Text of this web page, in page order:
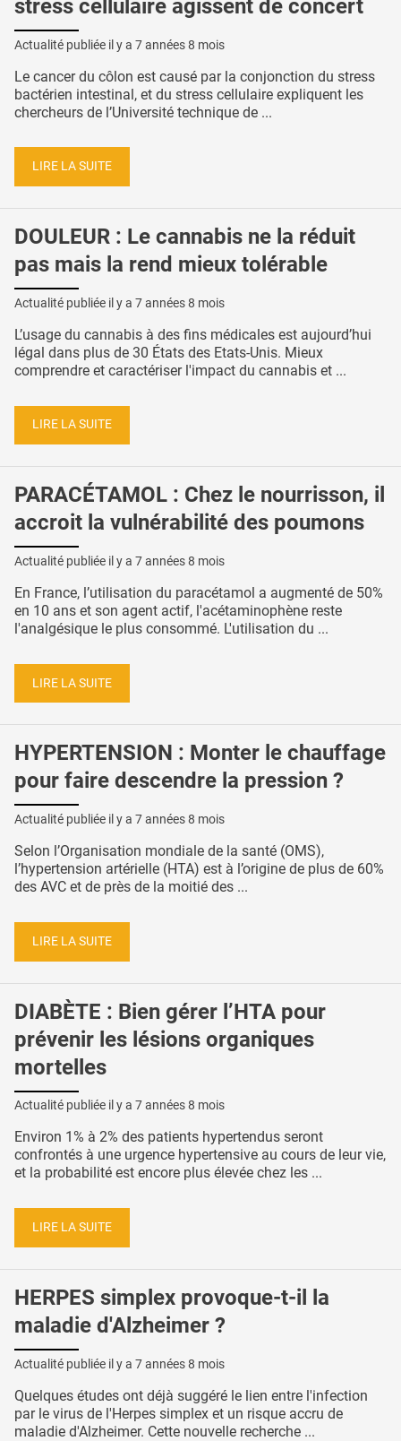
stress cellulaire agissent de concert
Actualité publiée il y a 7 années 8 mois
Le cancer du côlon est causé par la conjonction du stress
bactérien intestinal, et du stress cellulaire expliquent les
chercheurs de l’Université technique de ...
LIRE LA SUITE
DOULEUR : Le cannabis ne la réduit
pas mais la rend mieux tolérable
Actualité publiée il y a 7 années 8 mois
L’usage du cannabis à des fins médicales est aujourd’hui
légal dans plus de 30 États des Etats-Unis. Mieux
comprendre et caractériser l'impact du cannabis et ...
LIRE LA SUITE
PARACÉTAMOL : Chez le nourrisson, il
accroit la vulnérabilité des poumons
Actualité publiée il y a 7 années 8 mois
En France, l’utilisation du paracétamol a augmenté de 50%
en 10 ans et son agent actif, l'acétaminophène reste
l'analgésique le plus consommé. L'utilisation du ...
LIRE LA SUITE
HYPERTENSION : Monter le chauffage
pour faire descendre la pression ?
Actualité publiée il y a 7 années 8 mois
Selon l’Organisation mondiale de la santé (OMS),
l’hypertension artérielle (HTA) est à l’origine de plus de 60%
des AVC et de près de la moitié des ...
LIRE LA SUITE
DIABÈTE : Bien gérer l’HTA pour
prévenir les lésions organiques
mortelles
Actualité publiée il y a 7 années 8 mois
Environ 1% à 2% des patients hypertendus seront
confrontés à une urgence hypertensive au cours de leur vie,
et la probabilité est encore plus élevée chez les ...
LIRE LA SUITE
HERPES simplex provoque-t-il la
maladie d'Alzheimer ?
Actualité publiée il y a 7 années 8 mois
Quelques études ont déjà suggéré le lien entre l'infection
par le virus de l'Herpes simplex et un risque accru de
maladie d'Alzheimer. Cette nouvelle recherche ...